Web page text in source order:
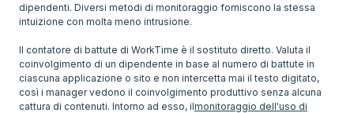
dipendenti. Diversi metodi di monitoraggio forniscono la stessa
intuizione con molta meno intrusione.
Il contatore di battute di WorkTime è il sostituto diretto. Valuta il
coinvolgimento di un dipendente in base al numero di battute in
ciascuna applicazione o sito e non intercetta mai il testo digitato,
così i manager vedono il coinvolgimento produttivo senza alcuna
cattura di contenuti. Intorno ad esso, ilmonitoraggio dell'uso di